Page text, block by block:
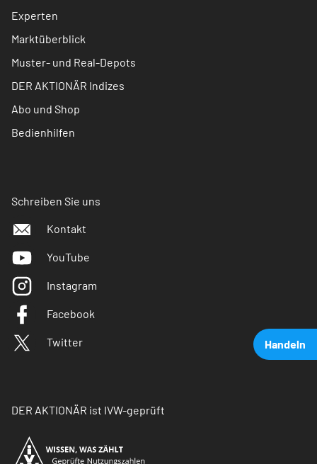
Handeln
Experten
Marktüberblick
Muster- und Real-Depots
DER AKTIONÄR Indizes
Abo und Shop
Bedienhilfen
Schreiben Sie uns
Kontakt
YouTube
Instagram
Facebook
Twitter
DER AKTIONÄR ist IVW-geprüft